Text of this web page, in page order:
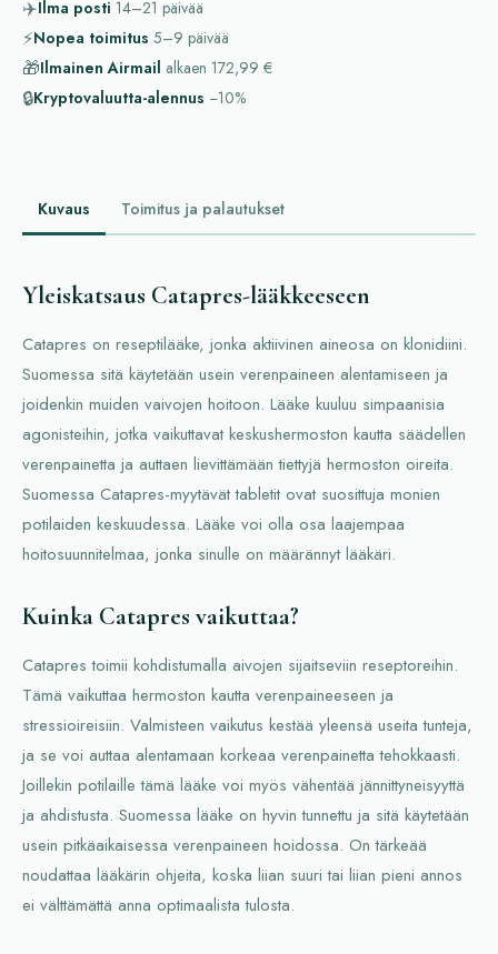
✈️Ilma posti 14–21 päivää
⚡Nopea toimitus 5–9 päivää
🎁Ilmainen Airmail alkaen 172,99 €
🔒Kryptovaluutta-alennus −10%
Kuvaus Toimitus ja palautukset
Yleiskatsaus Catapres-lääkkeeseen
Catapres on reseptilääke, jonka aktiivinen aineosa on klonidiini.
Suomessa sitä käytetään usein verenpaineen alentamiseen ja
joidenkin muiden vaivojen hoitoon. Lääke kuuluu simpaanisia
agonisteihin, jotka vaikuttavat keskushermoston kautta säädellen
verenpainetta ja auttaen lievittämään tiettyjä hermoston oireita.
Suomessa Catapres-myytävät tabletit ovat suosittuja monien
potilaiden keskuudessa. Lääke voi olla osa laajempaa
hoitosuunnitelmaa, jonka sinulle on määrännyt lääkäri.
Kuinka Catapres vaikuttaa?
Catapres toimii kohdistumalla aivojen sijaitseviin reseptoreihin.
Tämä vaikuttaa hermoston kautta verenpaineeseen ja
stressioireisiin. Valmisteen vaikutus kestää yleensä useita tunteja,
ja se voi auttaa alentamaan korkeaa verenpainetta tehokkaasti.
Joillekin potilaille tämä lääke voi myös vähentää jännittyneisyyttä
ja ahdistusta. Suomessa lääke on hyvin tunnettu ja sitä käytetään
usein pitkäaikaisessa verenpaineen hoidossa. On tärkeää
noudattaa lääkärin ohjeita, koska liian suuri tai liian pieni annos
ei välttämättä anna optimaalista tulosta.